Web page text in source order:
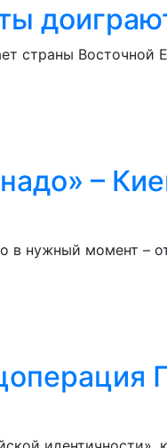
страны
–
в нужный момент –